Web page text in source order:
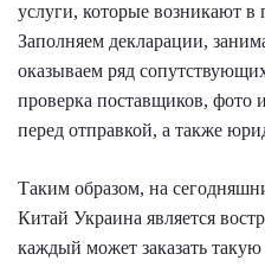
услуги, которые возникают в
Заполняем декларации,
оказываем ряд
проверка поставщиков, фото
перед отправкой, а также
Таким образом, на
Китай Украина является
каждый может заказать